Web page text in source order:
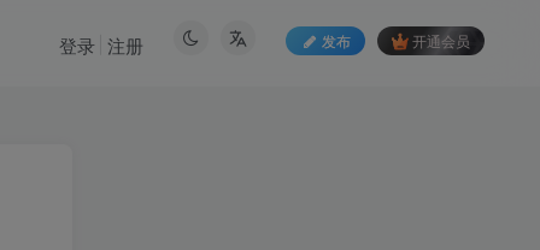
发布 开通会员
登录 注册